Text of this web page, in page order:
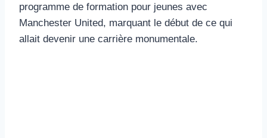
programme de formation pour jeunes avec
Manchester United, marquant le début de ce qui
allait devenir une carrière monumentale.